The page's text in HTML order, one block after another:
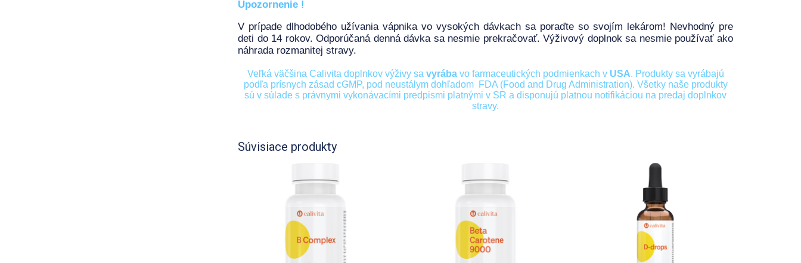
Upozornenie !
V prípade dlhodobého užívania vápnika vo vysokých dávkach sa poraďte so svojím lekárom! Nevhodný pre
deti do 14 rokov. Odporúčaná denná dávka sa nesmie prekračovať. Výživový doplnok sa nesmie používať ako
náhrada rozmanitej stravy.
Veľká väčšina Calivita doplnkov výživy sa vyrábavo farmaceutických podmienkach v USA. Produkty sa vyrábajú
podľa prísnych zásad cGMP, pod neustálym dohľadom FDA (Food and Drug Administration). Všetky naše produkty
sú v súlade s právnymi vykonávacími predpismi platnými v SR a disponujú platnou notifikáciou na predaj doplnkov
stravy.
Súvisiace produkty